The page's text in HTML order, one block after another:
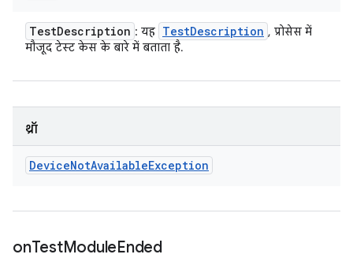
TestDescription : यह TestDescription , प्रोसेस में
मौजूद टेस्ट केस के बारे में बताता है.
थ्रॉ
DeviceNotAvailableException
onTestModuleEnded